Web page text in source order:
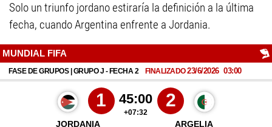
Solo un triunfo jordano estiraría la definición a la última
fecha, cuando Argentina enfrente a Jordania.